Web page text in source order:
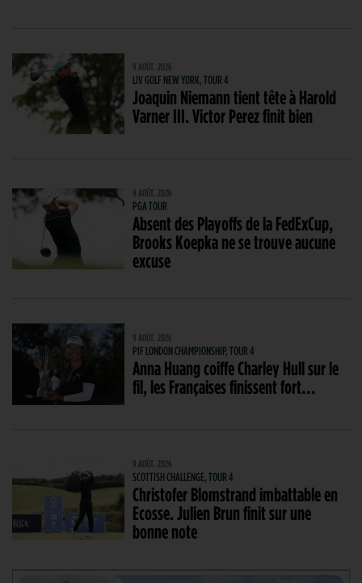
9 AOÛT. 2026
LIV GOLF NEW YORK, TOUR 4
Joaquin Niemann tient tête à Harold
Varner III. Victor Perez finit bien
9 AOÛT. 2026
PGA TOUR
Absent des Playoffs de la FedExCup,
Brooks Koepka ne se trouve aucune
excuse
9 AOÛT. 2026
PIF LONDON CHAMPIONSHIP, TOUR 4
Anna Huang coiffe Charley Hull sur le
fil, les Françaises finissent fort…
9 AOÛT. 2026
SCOTTISH CHALLENGE, TOUR 4
Christofer Blomstrand imbattable en
Ecosse. Julien Brun finit sur une
bonne note